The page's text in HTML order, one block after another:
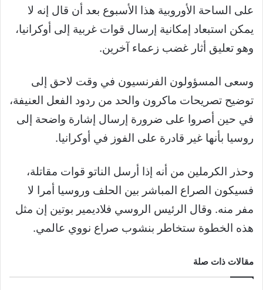
على الساحة الأوروبية هذا الأسبوع بعد أن قال إنه لا
يمكن استبعاد إمكانية إرسال قوات غربية إلى أوكرانيا،
وهو تعليق أثار غضب زعماء آخرين.
وسعى المسؤولون الفرنسيون في وقت لاحق إلى
توضيح تصريحات ماكرون والحد من ردود الفعل العنيفة،
في حين أصروا على ضرورة إرسال إشارة واضحة إلى
روسيا بأنها غير قادرة على الفوز في أوكرانيا.
وحذر الكرملين من أنه إذا أرسل الناتو قوات مقاتلة،
فسيكون الصراع المباشر بين الحلف وروسيا أمرا لا
مفر منه. وقال الرئيس الروسي فلاديمير بوتين إن مثل
هذه الخطوة ستخاطر بنشوب صراع نووي عالمي.
مقالات ذات صلة